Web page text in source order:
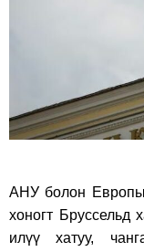
АНУ болон
хоногт Бруссельд
илүү хатуу,